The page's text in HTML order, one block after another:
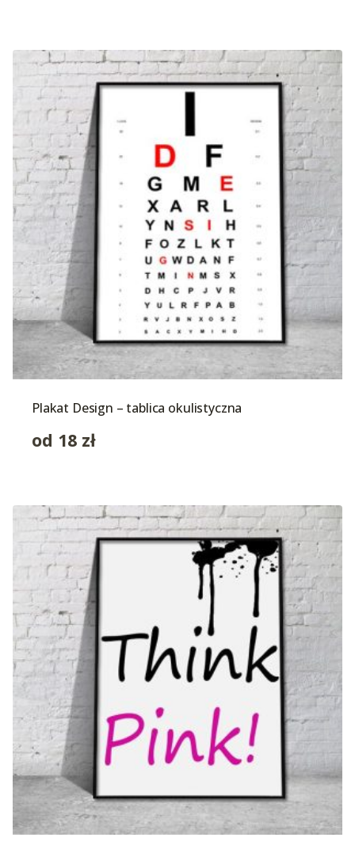
Plakat Design – tablica okulistyczna
od 18 zł